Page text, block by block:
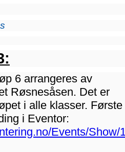
6 arrangeres av
Røsnesåsen. Det er
i alle klasser. Første
i Eventor:
Events/Show/